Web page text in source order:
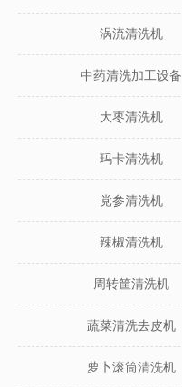
涡流清洗机
中药清洗加工设备
大枣清洗机
玛卡清洗机
党参清洗机
辣椒清洗机
周转筐清洗机
蔬菜清洗去皮机
萝卜滚筒清洗机